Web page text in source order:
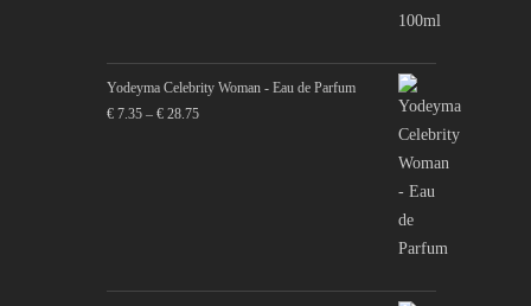
Yodeyma Celebrity Woman - Eau de Parfum
€7.35 – €28.75Price